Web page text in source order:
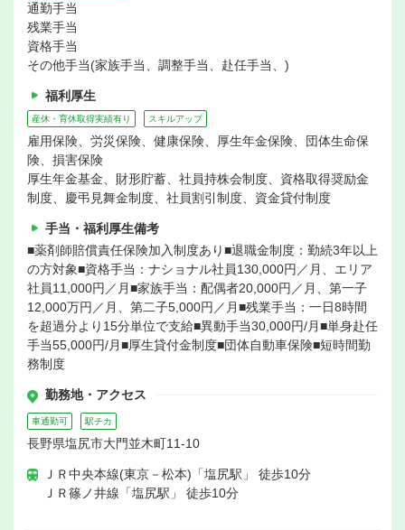
通勤手当
残業手当
資格手当
その他手当(家族手当、調整手当、赴任手当、)
福利厚生
産休・育休取得実績有り スキルアップ
雇用保険、労災保険、健康保険、厚生年金保険、団体生命保
険、損害保険
厚生年金基金、財形貯蓄、社員持株会制度、資格取得奨励金
制度、慶弔見舞金制度、社員割引制度、資金貸付制度
手当・福利厚生備考
■薬剤師賠償責任保険加入制度あり■退職金制度：勤続3年以上
の方対象■資格手当：ナショナル社員130,000円／月、エリア
社員11,000円／月■家族手当：配偶者20,000円／月、第一子
12,000万円／月、第二子5,000円／月■残業手当：一日8時間
を超過分より15分単位で支給■異動手当30,000円/月■単身赴任
手当55,000円/月■厚生貸付金制度■団体自動車保険■短時間勤
務制度
勤務地・アクセス
車通勤可 駅チカ
長野県塩尻市大門並木町11-10
ＪＲ中央本線(東京－松本)「塩尻駅」 徒歩10分
ＪＲ篠ノ井線「塩尻駅」 徒歩10分